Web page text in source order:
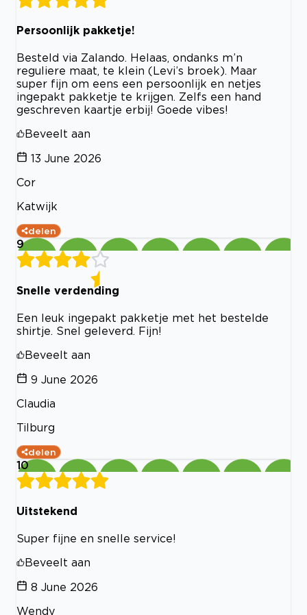
Persoonlijk pakketje!
Besteld via Zalando. Helaas, ondanks m’n
reguliere maat, te klein (Levi’s broek). Maar
super fijn om eens een persoonlijk en netjes
ingepakt pakketje te krijgen. Zelfs een hand
geschreven kaartje erbij! Goede vibes!
Beveelt aan
13 June 2026
Cor
Katwijk
delen
9
Snelle verdending
Een leuk ingepakt pakketje met het bestelde
shirtje. Snel geleverd. Fijn!
Beveelt aan
9 June 2026
Claudia
Tilburg
delen
10
Uitstekend
Super fijne en snelle service!
Beveelt aan
8 June 2026
Wendy